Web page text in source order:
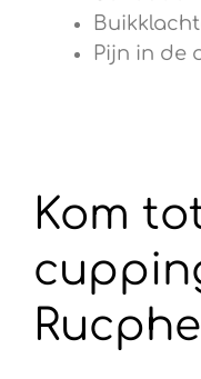
Pijn in de
Kom